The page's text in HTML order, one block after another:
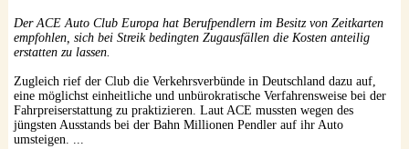
Der ACE Auto Club Europa hat Berufpendlern im Besitz von Zeitkarten
empfohlen, sich bei Streik bedingten Zugausfällen die Kosten anteilig
erstatten zu lassen.
Zugleich rief der Club die Verkehrsverbünde in Deutschland dazu auf,
eine möglichst einheitliche und unbürokratische Verfahrensweise bei der
Fahrpreiserstattung zu praktizieren. Laut ACE mussten wegen des
jüngsten Ausstands bei der Bahn Millionen Pendler auf ihr Auto
umsteigen. ...